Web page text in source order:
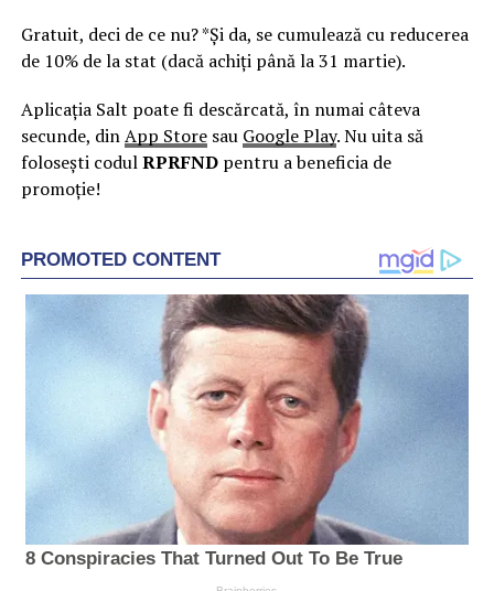
Gratuit, deci de ce nu? *Și da, se cumulează cu reducerea
de 10% de la stat (dacă achiți până la 31 martie).
Aplicația Salt poate fi descărcată, în numai câteva
secunde, dinApp Storesau Google Play. Nu uita să
folosești codulRPRFNDpentru a beneficia de
promoție!